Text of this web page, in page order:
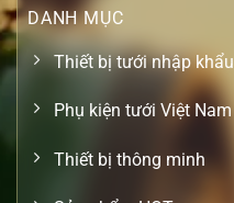
DANH MỤC
Thiết bị tưới nhập khẩu
Phụ kiện tưới Việt Nam
Thiết bị thông minh